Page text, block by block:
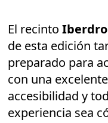
El recinto
de esta edición
preparado para
con una
accesibilidad y
experiencia sea